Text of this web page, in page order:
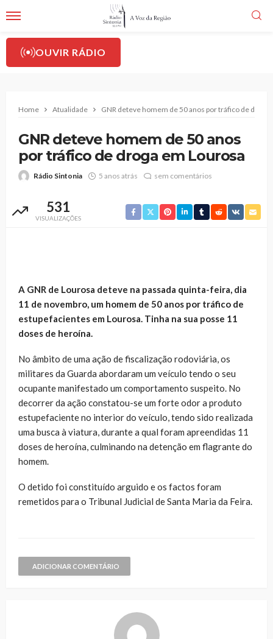
OUVIR RÁDIO
Home Atualidade GNR deteve homem de 50 anos por tráfico de droga
GNR deteve homem de 50 anos
por tráfico de droga em Lourosa
Rádio Sintonia 5 anos atrás sem comentários
531
VISUALIZAÇÕES
A GNR de Lourosa deteve na passada quinta-feira, dia
11 de novembro, um homem de 50 anos por tráfico de
estupefacientes em Lourosa. Tinha na sua posse 11
doses de heroína.
No âmbito de uma ação de fiscalização rodoviária, os
militares da Guarda abordaram um veículo tendo o seu
ocupante manifestado um comportamento suspeito. No
decorrer da ação constatou-se um forte odor a produto
estupefaciente no interior do veículo, tendo sido realizada
uma busca à viatura, durante a qual foram apreendidas 11
doses de heroína, culminando na detenção em flagrante do
homem.
O detido foi constituído arguido e os factos foram
remetidos para o Tribunal Judicial de Santa Maria da Feira.
ADICIONAR COMENTÁRIO